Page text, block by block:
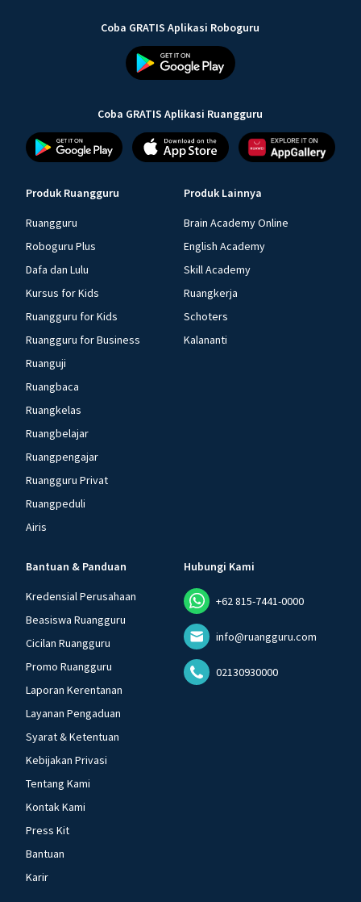
Coba GRATIS Aplikasi Roboguru
Coba GRATIS Aplikasi Ruangguru
Produk Ruangguru
Ruangguru
Roboguru Plus
Dafa dan Lulu
Kursus for Kids
Ruangguru for Kids
Ruangguru for Business
Ruanguji
Ruangbaca
Ruangkelas
Ruangbelajar
Ruangpengajar
Ruangguru Privat
Ruangpeduli
Airis
Produk Lainnya
Brain Academy Online
English Academy
Skill Academy
Ruangkerja
Schoters
Kalananti
Bantuan & Panduan
Kredensial Perusahaan
Beasiswa Ruangguru
Cicilan Ruangguru
Promo Ruangguru
Laporan Kerentanan
Layanan Pengaduan
Syarat & Ketentuan
Kebijakan Privasi
Tentang Kami
Kontak Kami
Press Kit
Bantuan
Karir
Hubungi Kami
+62 815-7441-0000
info@ruangguru.com
02130930000